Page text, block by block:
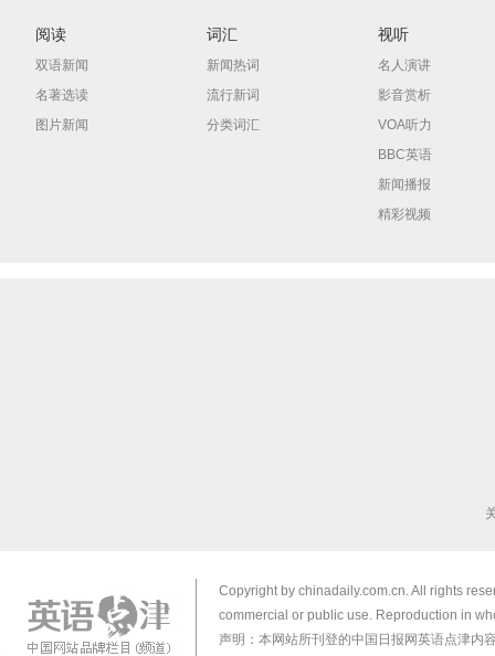
阅读
双语新闻
名著选读
图片新闻
词汇
新闻热词
流行新词
分类词汇
视听
名人演讲
影音赏析
VOA听力
BBC英语
新闻播报
精彩视频
Copyright by chinadaily.com.cn. All rights
commercial or public use. Reproduction in
声明：本网站所刊登的中国日报网英语点津内